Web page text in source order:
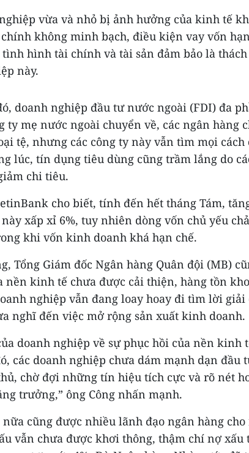
vừa và nhỏ bị ảnh hưởng của kinh tế
không minh bạch, điều kiện vay vốn
hình tài chính và tài sản đảm bảo là
này.
doanh nghiệp đầu tư nước ngoài (FDI) đa
ty mẹ nước ngoài chuyển về, các ngân hàng
tệ, nhưng các công ty này vẫn tìm mọi
lúc, tín dụng tiêu dùng cũng trầm lắng do
chi tiêu.
cho biết, tính đến hết tháng Tám,
xấp xỉ 6%, tuy nhiên dòng vốn chủ yếu
khi vốn kinh doanh khá hạn chế.
Tổng Giám đốc Ngân hàng Quân đội (MB)
nền kinh tế chưa được cải thiện, hàng tồn
nghiệp vẫn đang loay hoay đi tìm lời giải
nghĩ đến việc mở rộng sản xuất kinh doanh.
doanh nghiệp về sự phục hồi của nền kinh
các doanh nghiệp chưa dám mạnh dạn đầu
chờ đợi những tín hiệu tích cực và rõ nét
trưởng,” ông Công nhấn mạnh.
cũng được nhiều lãnh đạo ngân hàng cho
vẫn chưa được khơi thông, thậm chí nợ xấu